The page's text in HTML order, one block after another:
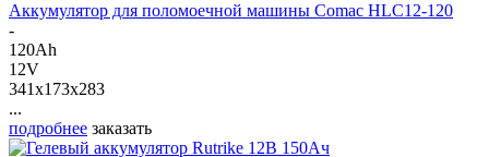
Аккумулятор для поломоечной машины Comac HLC12-120
-
120Ah
12V
341x173x283
...
подробнее заказать